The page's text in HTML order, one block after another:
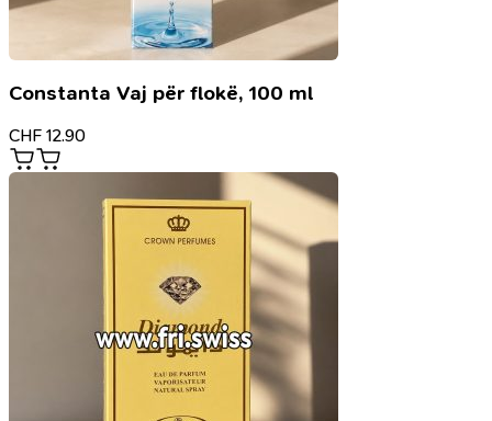
Constanta Vaj për flokë, 100 ml
CHF 12.90